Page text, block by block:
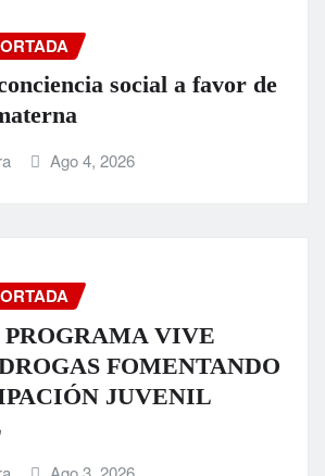
social a favor de
Ago 4, 2026
VIVE
FOMENTANDO
JUVENIL